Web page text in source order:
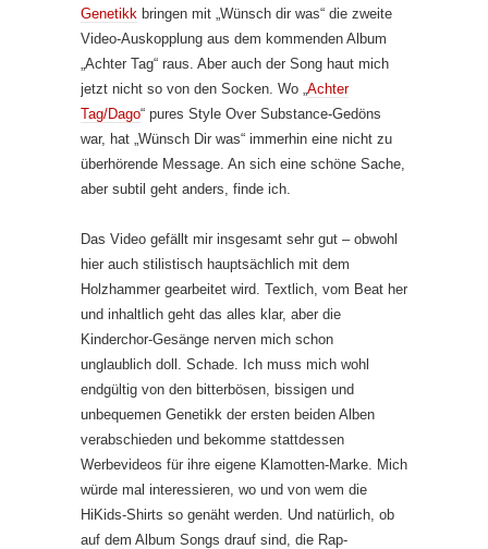
Genetikk bringen mit „Wünsch dir was“ die zweite
Video-Auskopplung aus dem kommenden Album
„Achter Tag“ raus. Aber auch der Song haut mich
jetzt nicht so von den Socken. Wo „ Achter
Tag/Dago“ pures Style Over Substance-Gedöns
war, hat „Wünsch Dir was“ immerhin eine nicht zu
überhörende Message. An sich eine schöne Sache,
aber subtil geht anders, finde ich.
Das Video gefällt mir insgesamt sehr gut – obwohl
hier auch stilistisch hauptsächlich mit dem
Holzhammer gearbeitet wird. Textlich, vom Beat her
und inhaltlich geht das alles klar, aber die
Kinderchor-Gesänge nerven mich schon
unglaublich doll. Schade. Ich muss mich wohl
endgültig von den bitterbösen, bissigen und
unbequemen Genetikk der ersten beiden Alben
verabschieden und bekomme stattdessen
Werbevideos für ihre eigene Klamotten-Marke. Mich
würde mal interessieren, wo und von wem die
HiKids-Shirts so genäht werden. Und natürlich, ob
auf dem Album Songs drauf sind, die Rap-